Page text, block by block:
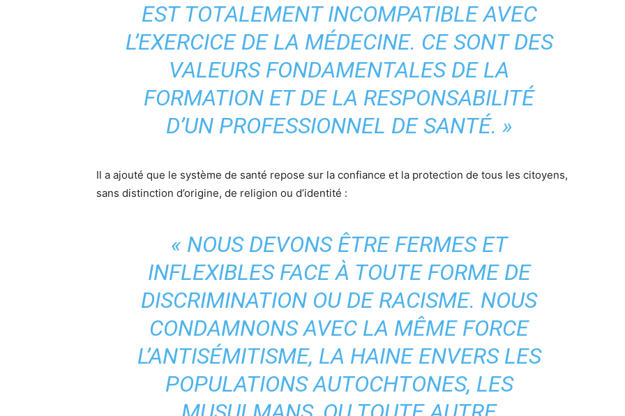
EST TOTALEMENT INCOMPATIBLE AVEC
L’EXERCICE DE LA MÉDECINE. CE SONT DES
VALEURS FONDAMENTALES DE LA
FORMATION ET DE LA RESPONSABILITÉ
D’UN PROFESSIONNEL DE SANTÉ. »
Il a ajouté que le système de santé repose sur la confiance et la protection de tous les citoyens,
sans distinction d’origine, de religion ou d’identité :
« NOUS DEVONS ÊTRE FERMES ET
INFLEXIBLES FACE À TOUTE FORME DE
DISCRIMINATION OU DE RACISME. NOUS
CONDAMNONS AVEC LA MÊME FORCE
L’ANTISÉMITISME, LA HAINE ENVERS LES
POPULATIONS AUTOCHTONES, LES